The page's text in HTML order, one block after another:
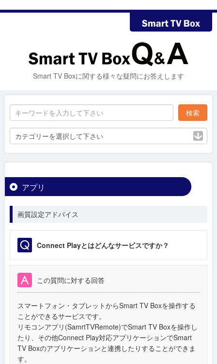
Smart TV Boxに関する様々な疑問にお答えします
カテゴリーを選択して下さい
アプリ
画質設定アドバイス
Connect Playとはどんなサービスですか？
この質問に対する回答
スマートフォン・タブレットからSmart TV Boxを操作する
ことができるサービスです。
リモコンアプリ(SamrtTVRemote)でSmart TV Boxを操作し
たり、その他Connect Play対応アプリケーションでSmart
TV Boxのアプリケーションと連携したりすることができま
す。